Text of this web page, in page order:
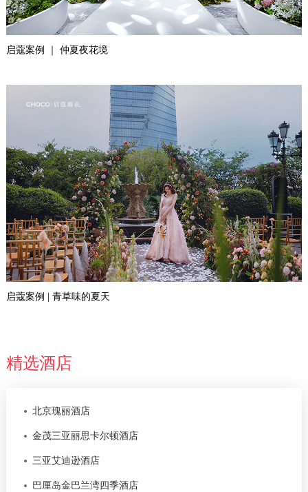
启蔻案例 ｜ 仲夏夜花境
启蔻案例 | 青草味的夏天
精选酒店
北京瑰丽酒店
金茂三亚丽思卡尔顿酒店
三亚艾迪逊酒店
巴厘岛金巴兰湾四季酒店